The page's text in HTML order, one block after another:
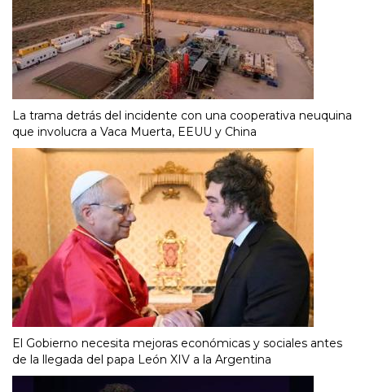
La trama detrás del incidente con una cooperativa neuquina
que involucra a Vaca Muerta, EEUU y China
El Gobierno necesita mejoras económicas y sociales antes
de la llegada del papa León XIV a la Argentina